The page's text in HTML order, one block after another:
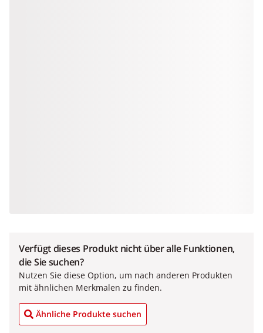
Verfügt dieses Produkt nicht über alle Funktionen,
die Sie suchen?
Nutzen Sie diese Option, um nach anderen Produkten
mit ähnlichen Merkmalen zu finden.
Ähnliche Produkte suchen